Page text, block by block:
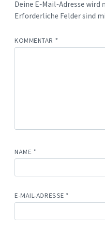
Deine E-Mail-Adresse
Erforderliche Felder sind
KOMMENTAR *
NAME *
E-MAIL-ADRESSE *